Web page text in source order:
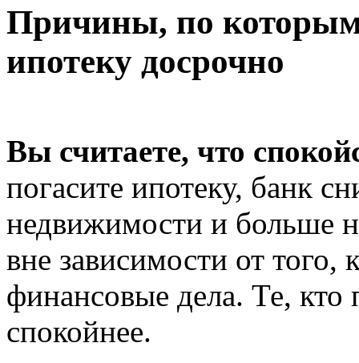
Причины, по которым
ипотеку досрочно
Вы считаете, что
погасите ипотеку, банк
недвижимости и больше
вне зависимости от
финансовые дела. Те, кто
спокойнее.